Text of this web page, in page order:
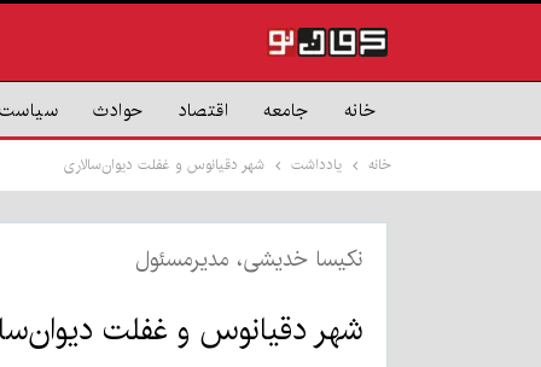
خانه جامعه اقتصاد حوادث
خانه یادداشت شهر دقیانوس و غفلت دیوان‌سالاری
نکیسا خدیشی، مدیرمسئول
شهر دقیانوس و غفلت